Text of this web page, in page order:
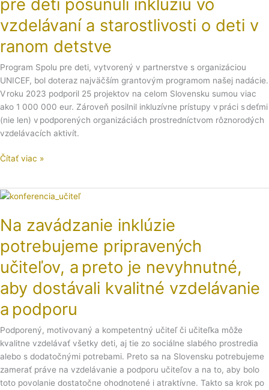
pre deti posunuli inklúziu vo
vzdelávaní a starostlivosti o deti v
ranom detstve
Program Spolu pre deti, vytvorený v partnerstve s organizáciou
UNICEF, bol doteraz najväčším grantovým programom našej nadácie.
V roku 2023 podporil 25 projektov na celom Slovensku sumou viac
ako 1 000 000 eur. Zároveň posilnil inkluzívne prístupy v práci s deťmi
(nie len) v podporených organizáciách prostredníctvom rôznorodých
vzdelávacích aktivít.
Spolu
deti
posunuli
vo
vzdelávaní
a
starostlivosti
o
deti
v
ranom
Čítať viac »
Na zavádzanie inklúzie
potrebujeme pripravených
učiteľov, a preto je nevyhnutné,
aby dostávali kvalitné vzdelávanie
a podporu
Podporený, motivovaný a kompetentný učiteľ či učiteľka môže
kvalitne vzdelávať všetky deti, aj tie zo sociálne slabého prostredia
alebo s dodatočnými potrebami. Preto sa na Slovensku potrebujeme
zamerať práve na vzdelávanie a podporu učiteľov a na to, aby bolo
toto povolanie dostatočne ohodnotené i atraktívne. Takto sa krok po
Na
inklúzie
potrebujeme
pripravených
učiteľov,
a preto
je
nevyhnutné,
aby
dostávali
kvalitné
vzdelávanie
a podporu